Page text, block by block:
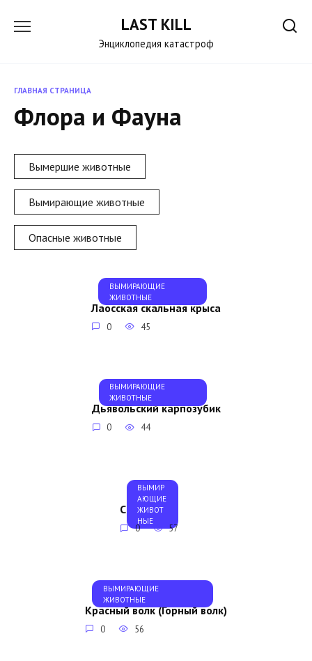
LAST KILL
Энциклопедия катастроф
ГЛАВНАЯ СТРАНИЦА
Флора и Фауна
Вымершие животные
Вымирающие животные
Опасные животные
ВЫМИРАЮЩИЕ
ЖИВОТНЫЕ
Лаосская скальная крыса
0 45
ВЫМИРАЮЩИЕ
ЖИВОТНЫЕ
Дьявольский карпозубик
0 44
ВЫМИР
АЮЩИЕ
ЖИВОТ
НЫЕ
Саола
0 57
ВЫМИРАЮЩИЕ
ЖИВОТНЫЕ
Красный волк (Горный волк)
0 56